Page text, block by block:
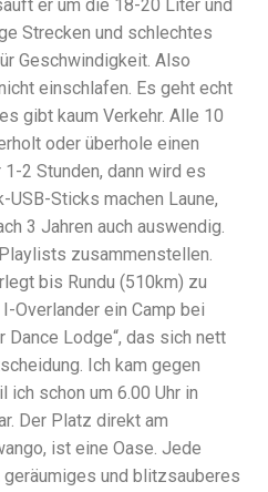
er um die 18-20 Liter und
Strecken und schlechtes
Geschwindigkeit. Also
einschlafen. Es geht echt
gibt kaum Verkehr. Alle 10
oder überhole einen
2 Stunden, dann wird es
Sticks machen Laune,
3 Jahren auch auswendig.
zusammenstellen.
bis Rundu (510km) zu
Overlander ein Camp bei
Dance Lodge“, das sich nett
Ich kam gegen
ich schon um 6.00 Uhr in
Der Platz direkt am
ist eine Oase. Jede
und blitzsauberes